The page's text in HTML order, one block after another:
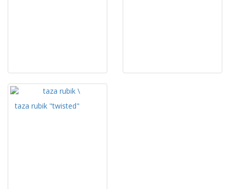
taza rubik "twisted"